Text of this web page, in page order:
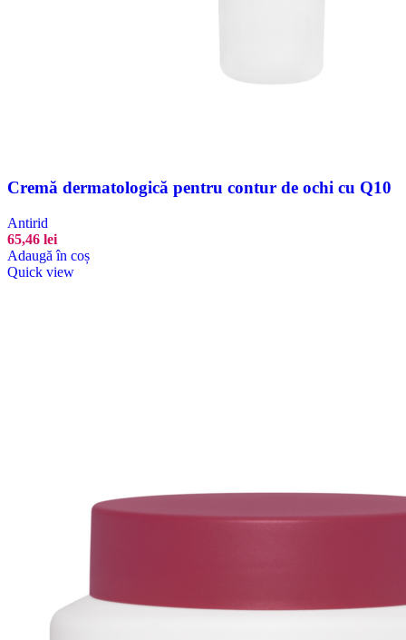
Cremă dermatologică pentru contur de ochi cu Q10
Antirid
65,46 lei
Adaugă în coș
Quick view